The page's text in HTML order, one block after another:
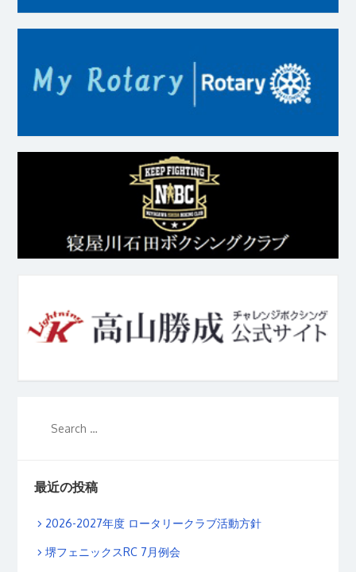
最近の投稿
2026-2027年度 ロータリークラブ活動方針
堺フェニックスRC 7月例会